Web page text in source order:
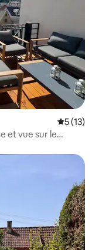
5 (13)
et vue sur le